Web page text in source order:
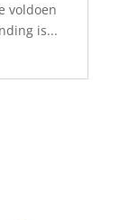
voldoen
is...